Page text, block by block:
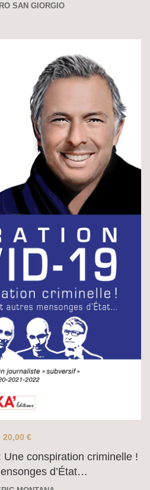
SAN GIORGIO
conspiration criminelle !
d’État…
20,00 €